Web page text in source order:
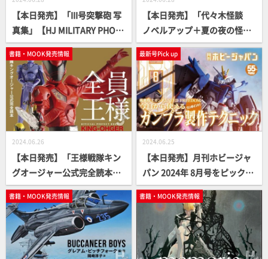
【本日発売】「III号突撃砲 写
真集」【HJ MILITARY PHOT
O ALBUM】
【本日発売】「代々木怪談
ノベルアップ＋夏の夜の怪談
コンテスト傑作選」【怪談ア
ンソロジー】
書籍・MOOK発売情報
2024.06.26
【本日発売】「王様戦隊キン
グオージャー公式完全読本」
【スーパー戦隊】
最新号Pick up
2024.06.25
【本日発売】月刊ホビージャ
パン 2024年 8月号をピックア
ップ！
書籍・MOOK発売情報 書籍・MOOK発売情報